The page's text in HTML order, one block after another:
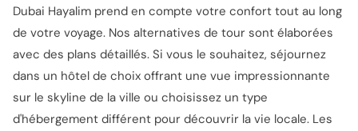
Dubai Hayalim prend en compte votre confort tout au long
de votre voyage. Nos alternatives de tour sont élaborées
avec des plans détaillés. Si vous le souhaitez, séjournez
dans un hôtel de choix offrant une vue impressionnante
sur le skyline de la ville ou choisissez un type
d'hébergement différent pour découvrir la vie locale. Les